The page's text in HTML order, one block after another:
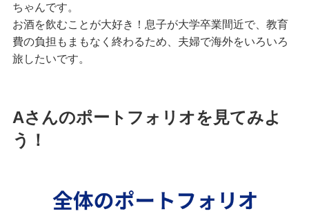
ちゃんです。
お酒を飲むことが大好き！息子が大学卒業間近で、教育
費の負担もまもなく終わるため、夫婦で海外をいろいろ
旅したいです。
Aさんのポートフォリオを見てみよ
う！